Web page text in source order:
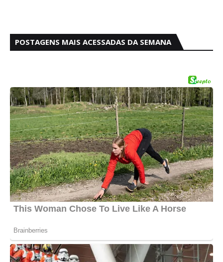
POSTAGENS MAIS ACESSADAS DA SEMANA